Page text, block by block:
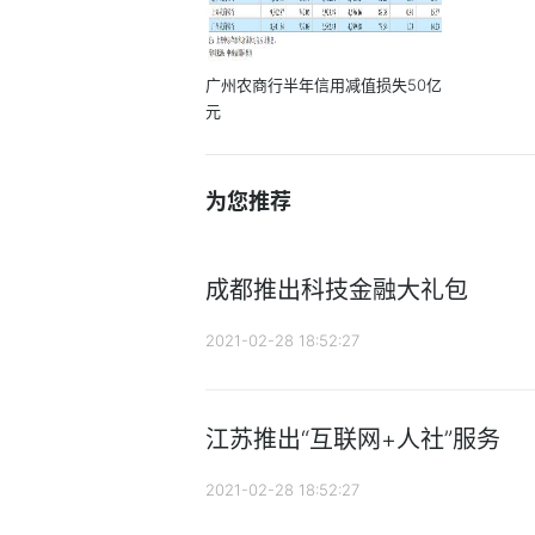
广州农商行半年信用减值损失50亿
元
为您推荐
成都推出科技金融大礼包
2021-02-28 18:52:27
江苏推出“互联网+人社”服务
2021-02-28 18:52:27